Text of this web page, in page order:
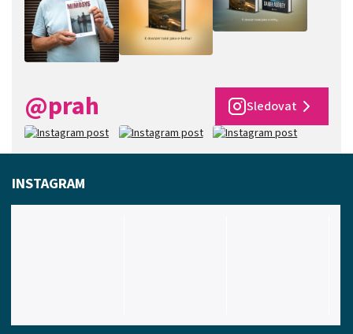
@prah Sledovat
INSTAGRAM